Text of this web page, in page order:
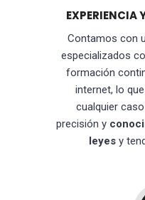
EXPERIENCIA
Contamos con
especializados
formación
internet, lo
cualquier
precisión y
leyes y